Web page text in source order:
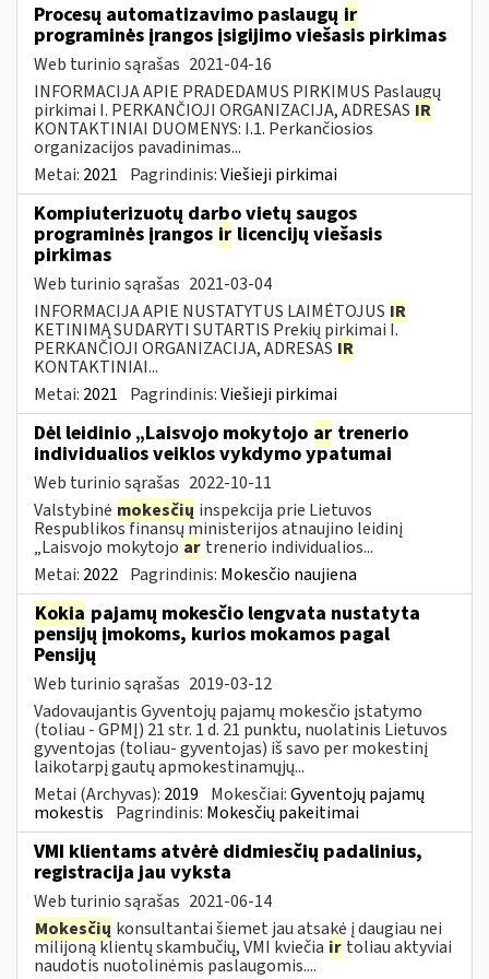
Procesų automatizavimo paslaugų ir
programinės įrangos įsigijimo viešasis pirkimas
Web turinio sąrašas 2021-04-16
INFORMACIJA APIE PRADEDAMUS PIRKIMUS Paslaugų
pirkimai I. PERKANČIOJI ORGANIZACIJA, ADRESAS IR
KONTAKTINIAI DUOMENYS: I.1. Perkančiosios
organizacijos pavadinimas...
Metai: 2021 Pagrindinis:Viešieji pirkimai
Kompiuterizuotų darbo vietų saugos
programinės įrangos ir licencijų viešasis
pirkimas
Web turinio sąrašas 2021-03-04
INFORMACIJA APIE NUSTATYTUS LAIMĖTOJUS IR
KETINIMĄ SUDARYTI SUTARTIS Prekių pirkimai I.
PERKANČIOJI ORGANIZACIJA, ADRESAS IR
KONTAKTINIAI...
Metai: 2021 Pagrindinis:Viešieji pirkimai
Dėl leidinio „Laisvojo mokytojo ar trenerio
individualios veiklos vykdymo ypatumai
Web turinio sąrašas 2022-10-11
Valstybinė mokesčių inspekcija prie Lietuvos
Respublikos finansų ministerijos atnaujino leidinį
„Laisvojo mokytojo ar trenerio individualios...
Metai: 2022 Pagrindinis: Mokesčio naujiena
Kokia pajamų mokesčio lengvata nustatyta
pensijų įmokoms, kurios mokamos pagal
Pensijų
Web turinio sąrašas 2019-03-12
Vadovaujantis Gyventojų pajamų mokesčio įstatymo
(toliau - GPMĮ) 21 str. 1 d. 21 punktu, nuolatinis Lietuvos
gyventojas (toliau- gyventojas) iš savo per mokestinį
laikotarpį gautų apmokestinamųjų...
Metai (Archyvas): 2019 Mokesčiai:Gyventojų pajamų
mokestis Pagrindinis: Mokesčių pakeitimai
VMI klientams atvėrė didmiesčių padalinius,
registracija jau vyksta
Web turinio sąrašas 2021-06-14
Mokesčių konsultantai šiemet jau atsakė į daugiau nei
milijoną klientų skambučių, VMI kviečia ir toliau aktyviai
naudotis nuotolinėmis paslaugomis....